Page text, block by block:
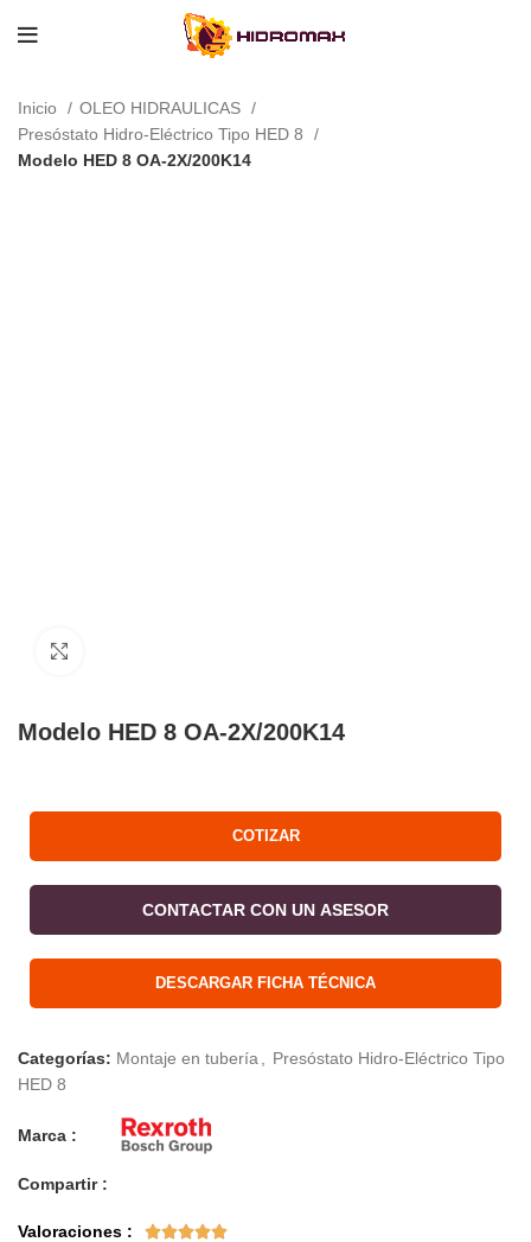
Inicio
OLEO HIDRAULICAS
Presóstato Hidro-Eléctrico Tipo HED 8
Modelo HED 8 OA-2X/200K14
Modelo HED 8 OA-2X/200K14
COTIZAR
CONTACTAR CON UN ASESOR
DESCARGAR FICHA TÉCNICA
Categorías: Montaje en tubería
Presóstato Hidro-Eléctrico Tipo
HED 8
Marca :
Compartir :
Valoraciones : 